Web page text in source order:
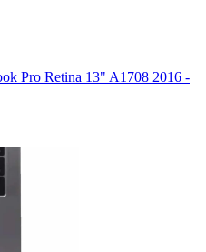
Pro Retina 13" A1708 2016 -